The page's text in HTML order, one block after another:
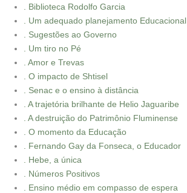
. Biblioteca Rodolfo Garcia
. Um adequado planejamento Educacional
. Sugestões ao Governo
. Um tiro no Pé
. Amor e Trevas
. O impacto de Shtisel
. Senac e o ensino à distância
. A trajetória brilhante de Helio Jaguaribe
. A destruição do Patrimônio Fluminense
. O momento da Educação
. Fernando Gay da Fonseca, o Educador
. Hebe, a única
. Números Positivos
. Ensino médio em compasso de espera